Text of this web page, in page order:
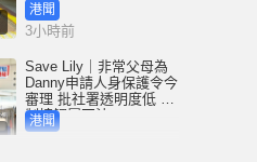
港聞
3小時前
Save Lily｜非常父母為
Danny申請人身保護令今
審理 批社署透明度低 限
制接觸屬不法
港聞